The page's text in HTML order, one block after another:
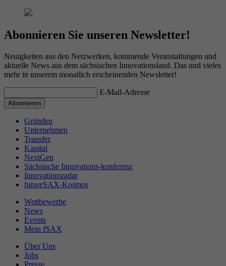
Abonnieren Sie unseren Newsletter!
Neuigkeiten aus den Netzwerken, kommende Veranstaltungen und
aktuelle News aus dem sächsischen Innovationsland. Das und vieles
mehr in unserem monatlich erscheinenden Newsletter!
E-Mail-Adresse
Gründen
Unternehmen
Transfer
Kapital
NextGen
Sächsische Innovations-konferenz
Innovationsradar
futureSAX-Kosmos
Wettbewerbe
News
Events
Mein fSAX
Über Uns
Jobs
Presse